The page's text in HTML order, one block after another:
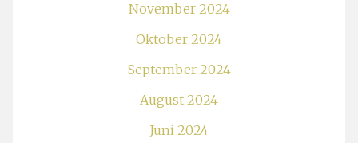
November 2024
Oktober 2024
September 2024
August 2024
Juni 2024